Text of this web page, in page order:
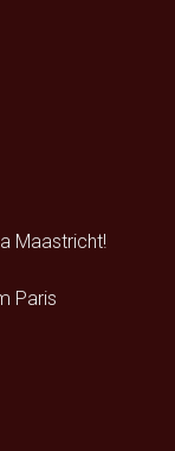
Maastricht!
Paris